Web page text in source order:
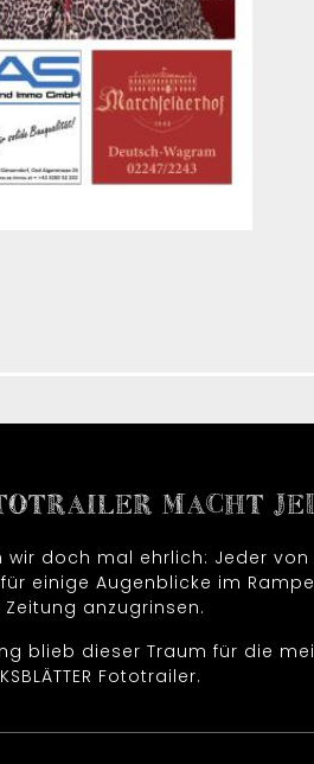
MACHT
wir doch mal ehrlich: Jeder
für einige Augenblicke im
Zeitung anzugrinsen.
blieb dieser Traum für die
Fototrailer.